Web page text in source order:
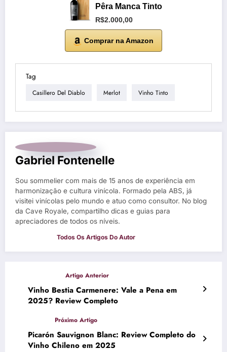
Pêra Manca Tinto
R$2.000,00
Comprar na Amazon
Tag
Casillero Del Diablo Merlot Vinho Tinto
Gabriel Fontenelle
Sou sommelier com mais de 15 anos de experiência em
harmonização e cultura vinícola. Formado pela ABS, já
visitei vinícolas pelo mundo e atuo como consultor. No blog
da Cave Royale, compartilho dicas e guias para
apreciadores de todos os níveis.
Vinho Bestia Carmenere: Vale a Pena em
2025? Review Completo
Picarón Sauvignon Blanc: Review Completo do
Vinho Chileno em 2025